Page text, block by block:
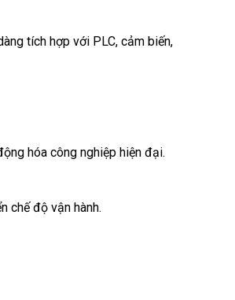
tích hợp với PLC, cảm biến,
hóa công nghiệp hiện đại.
chế độ vận hành.